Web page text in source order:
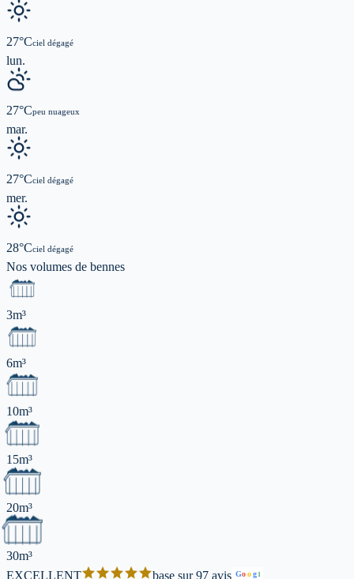
27°Cciel dégagé
lun.
27°Cpeu nuageux
mar.
27°Cciel dégagé
mer.
28°Cciel dégagé
Nos volumes de bennes
3m³
6m³
10m³
15m³
20m³
30m³
EXCELLENT
base sur 97 avis Goog l